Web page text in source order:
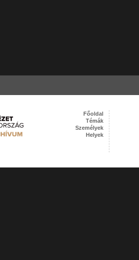
Főoldal
Témák
Személyek
Helyek